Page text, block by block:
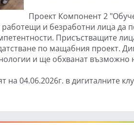
Проект Компонент 2
и безработни лица да
Присъстващите
по мащабния проект.
и ще обхванат възможно
на 04.06.2026г. в дигиталните